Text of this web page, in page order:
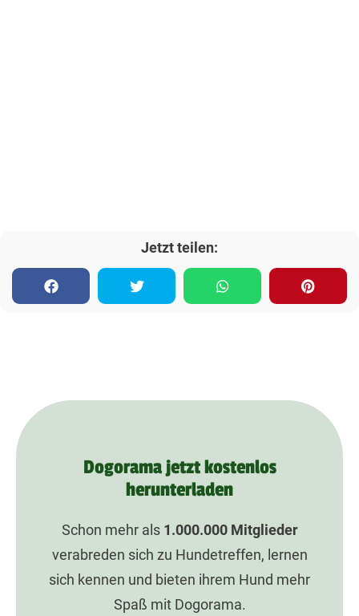
Jetzt teilen:
Dogorama jetzt kostenlos
herunterladen
Schon mehr als 1.000.000Mitglieder
verabreden sich zu Hundetreffen, lernen
sich kennen und bieten ihrem Hund mehr
Spaß mit Dogorama.